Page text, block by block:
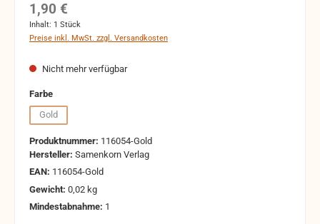
Regulärer Preis:
1,90 €
Inhalt: 1 Stück
Preise inkl. MwSt. zzgl. Versandkosten
Nicht mehr verfügbar
Farbeauswählen
Gold
(Diese Option ist zurzeit nicht verfügbar.)
Produktnummer: 116054-Gold
Hersteller: Samenkorn Verlag
EAN: 116054-Gold
Gewicht: 0,02 kg
Mindestabnahme: 1